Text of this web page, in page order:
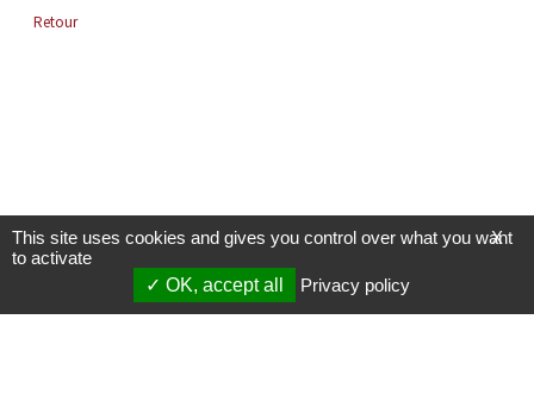
Retour
X
This site uses cookies and gives you control over what you want
to activate
OK, accept all
Privacy policy